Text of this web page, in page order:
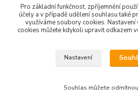
Zboží zařazeno v kategoriích
Laky, lazury a oleje
Pro základní funkčnost, zpříjemnění
účely a v případě udělení souhlasu také
využíváme soubory cookies.
cookies můžete kdykoli upravit odkazem
Nastavení
Souhlas můžete